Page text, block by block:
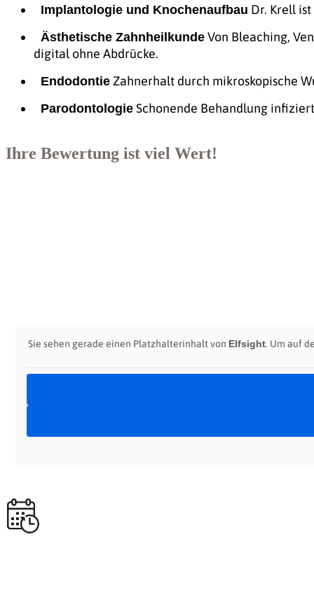
Implantologie und Knochenaufbau Dr. Krell
Ästhetische Zahnheilkunde Von Bleaching,
digital ohne Abdrücke.
Endodontie Zahnerhalt durch mikroskopische
Parodontologie Schonende Behandlung
Ihre Bewertung ist viel Wert!
Sie sehen gerade einen Platzhalterinhalt von Elfsight. Um auf